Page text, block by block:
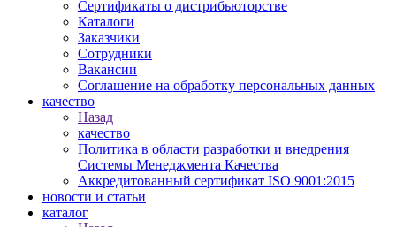
Сертификаты о дистрибьюторстве
Каталоги
Заказчики
Сотрудники
Вакансии
Соглашение на обработку персональных данных
качество
Назад
качество
Политика в области разработки и внедрения
Системы Менеджмента Качества
Аккредитованный сертификат ISO 9001:2015
новости и статьи
каталог